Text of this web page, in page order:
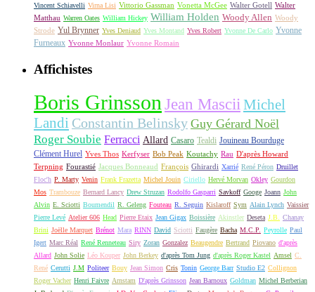
Vincent Schiavelli Virna Lisi Vittorio Gassman Vonetta McGee Walter Gotell Walter
Matthau Warren Oates William Hickey William Holden Woody Allen Woody
Strode Yul Brynner Yves Deniaud Yves Montand Yves Robert Yvonne De Carlo Yvonne
Furneaux Yvonne Monlaur Yvonne Romain
Affichistes
Boris Grinsson Jean Mascii Michel
Landi Constantin Belinsky Guy Gérard Noël
Roger Soubie Ferracci Allard Casaro Tealdi Jouineau Bourduge
Clément Hurel Yves Thos Kerfyser Bob Peak Koutachy Rau D'après Howard
Terpning Fourastié Jacques Bonneaud François Ghirardi Xarrié René Péron Druillet
Floc'h P. Marty Venin Frank Frazetta Michel Jouin Ciriello Hervé Morvan Okley Gourdon
Mos Trambouze Bernard Lancy Drew Struzan Rodolfo Gasparri Savkoff Googe Joann John
Alvin E. Sciotti Boumendil R. Geleng Fouteau R. Seguin Kislaroff Sym Alain Lynch Vaissier
Pierre Levé Atelier 606 Head Pierre Etaix Jean Gigax Boissière Akinstler Deseta J.B.
Chanay
Brini Joëlle Marquet Brénot Mara RINN David Sciotti Faugère Bacha M.C.P. Peyrolle Paul
Igert Marc Réal René Renneteau Siry Zoran Gonzalez Beaugendre Bertrand Piovano d'après
Allard John Solie Léo Kouper John Berkey d'après Tom Jung d'après Roger Kastel Amsel C.
René Cerutti J.M Politeer Bouy Jean Simon Cris Tonin George Barr Studio E2 Collignon
Roger Vacher Henri Faivre Arnstam D'après Grinsson Jean Barnoux Goldman Michel Berberian